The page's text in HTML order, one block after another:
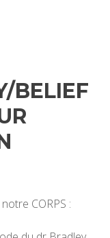
BELIEF
CORPS :